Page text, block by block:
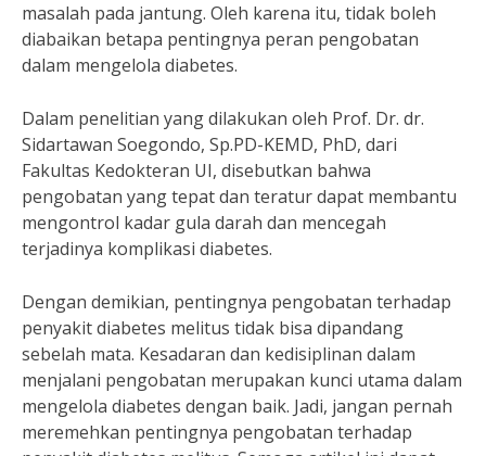
masalah pada jantung. Oleh karena itu, tidak boleh
diabaikan betapa pentingnya peran pengobatan
dalam mengelola diabetes.
Dalam penelitian yang dilakukan oleh Prof. Dr. dr.
Sidartawan Soegondo, Sp.PD-KEMD, PhD, dari
Fakultas Kedokteran UI, disebutkan bahwa
pengobatan yang tepat dan teratur dapat membantu
mengontrol kadar gula darah dan mencegah
terjadinya komplikasi diabetes.
Dengan demikian, pentingnya pengobatan terhadap
penyakit diabetes melitus tidak bisa dipandang
sebelah mata. Kesadaran dan kedisiplinan dalam
menjalani pengobatan merupakan kunci utama dalam
mengelola diabetes dengan baik. Jadi, jangan pernah
meremehkan pentingnya pengobatan terhadap